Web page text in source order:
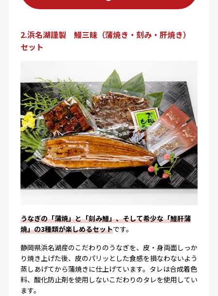
2.浜名湖謹製 鰻三昧（蒲焼き・刻み・肝焼き）
セット
うなぎの「蒲焼」と「刻み鰻」、そして希少な「鰻肝蒲
焼」の3種類が楽しめるセットです。
静岡県浜名湖産のこだわりのうなぎを、皮・身両面しっか
り焼き上げた後、皮のパリッとした食感を損なわないよう
蒸しあげてから蒲焼きに仕上げています。タレは合成着色
料、酸化防止剤を使用しないこだわりのタレを使用してい
ます。